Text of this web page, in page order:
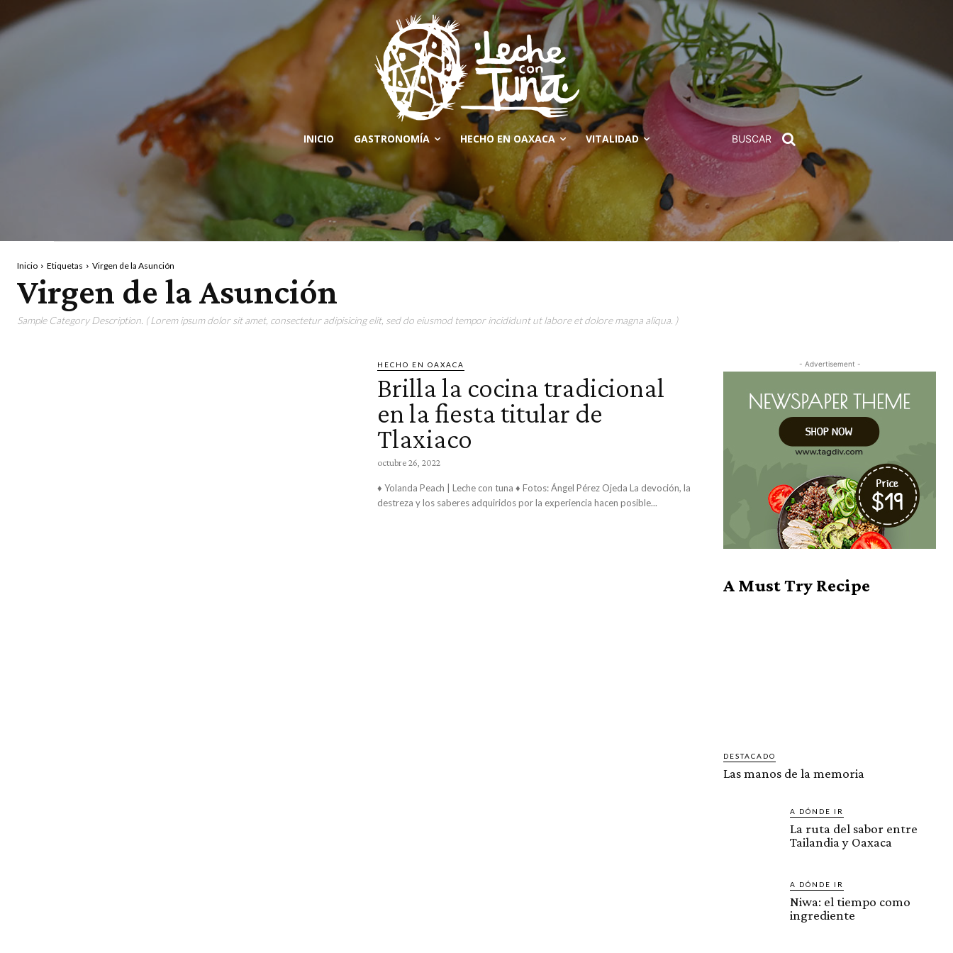
INICIO GASTRONOMÍA HECHO EN OAXACA VITALIDAD BUSCAR
Inicio Etiquetas Virgen de la Asunción
Virgen de la Asunción
Sample Category Description. ( Lorem ipsum dolor sit amet, consectetur adipisicing elit, sed do eiusmod tempor incididunt ut labore et dolore magna aliqua. )
HECHO EN OAXACA
Brilla la cocina tradicional
en la fiesta titular de
Tlaxiaco
octubre 26, 2022
♦ Yolanda Peach | Leche con tuna ♦ Fotos: Ángel Pérez Ojeda La devoción, la
destreza y los saberes adquiridos por la experiencia hacen posible...
- Advertisement -
A Must Try Recipe
DESTACADO
Las manos de la memoria
A DÓNDE IR
La ruta del sabor entre
Tailandia y Oaxaca
A DÓNDE IR
Niwa: el tiempo como
ingrediente